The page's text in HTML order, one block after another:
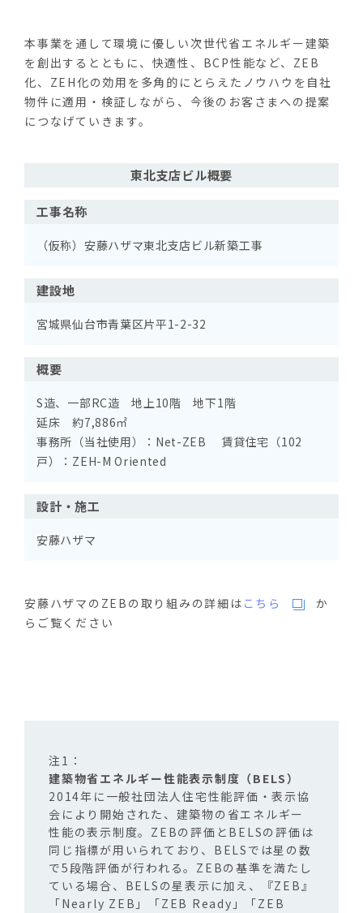
本事業を通して環境に優しい次世代省エネルギー建築
を創出するとともに、快適性、 BCP性能など、 ZEB
化、 ZEH化の効用を多角的にとらえたノウハウを自社
物件に適用・検証しながら、今後のお客さまへの提案
につなげていきます。
東北支店ビル概要
工事名称
（仮称）安藤ハザマ東北支店ビル新築工事
建設地
宮城県仙台市青葉区片平1-2-32
概要
S造、一部RC造 地上10階 地下1階
延床 約7,886㎡
事務所（当社使用）：Net-ZEB 賃貸住宅（102
戸）：ZEH-M Oriented
設計・施工
安藤ハザマ
安藤ハザマのZEBの取り組みの詳細は こちら
か
らご覧ください
建築物省エネルギー性能表示制度（BELS）
2014年に一般社団法人住宅性能評価・表示協
会により開始された、建築物の省エネルギー
性能の表示制度。 ZEBの評価と BELSの評価は
同じ指標が用いられており、 BELS では星の数
で5段階評価が行われる。 ZEBの基準を満たし
ている場合、 BELS の星表示に加え、『ZEB 』
「Nearly ZEB 」「ZEB Ready 」「ZEB